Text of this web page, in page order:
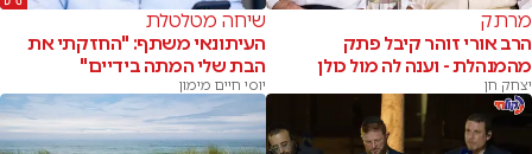
מרתק
הרב אורי זוהר קיבל פתק
מהמנהלת - וענה לה מול כולן
יצחק חן
שיחה מטלטלת
העיתונאי משתף: "החזקתי את
הבת שלי המתה בידיים"
יוסי חיים מימון